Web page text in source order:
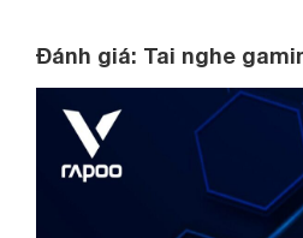
Đánh giá: Tai nghe